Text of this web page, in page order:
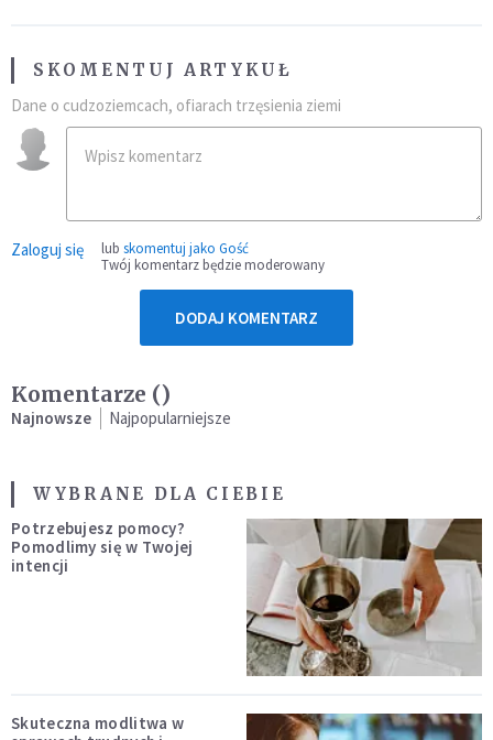
SKOMENTUJ ARTYKUŁ
Dane o cudzoziemcach, ofiarach trzęsienia ziemi
Zaloguj się lub skomentuj jako Gość
Twój komentarz będzie moderowany
DODAJ KOMENTARZ
Komentarze ()
Najnowsze Najpopularniejsze
WYBRANE DLA CIEBIE
Potrzebujesz pomocy?
Pomodlimy się w Twojej
intencji
Skuteczna modlitwa w